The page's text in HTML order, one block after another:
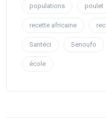
populations poulet
recette africaine
Santéci Senoufo
école